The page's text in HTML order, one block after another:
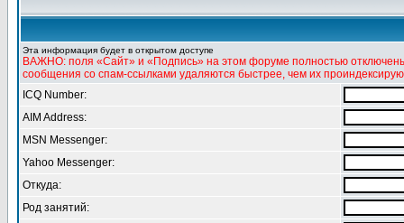
Эта информация будет в открытом доступе
ВАЖНО: поля «Сайт» и «Подпись» на этом форуме полностью
сообщения со спам-ссылками удаляются быстрее, чем их
ICQ Number:
AIM Address:
MSN Messenger:
Yahoo Messenger:
Откуда:
Род занятий: